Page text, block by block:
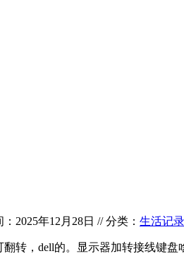
2025年12月28日 //分类： 生活记录
转，dell的。显示器加转接线键